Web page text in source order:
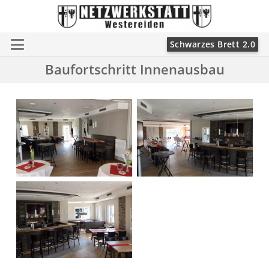
Schwarzes Brett 2.0
Baufortschritt Innenausbau